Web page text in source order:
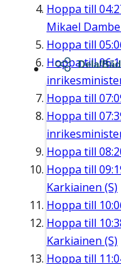
Hoppa till
Mikael
Hoppa till
Hoppa till
Hoppa till
Hoppa till
Hoppa till
Hoppa till
Karkiainen (S)
Hoppa till
Hoppa till
Karkiainen (S)
Hoppa till
Dela/